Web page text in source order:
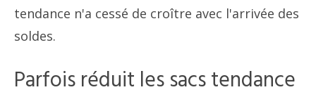
tendance n'a cessé de croître avec l'arrivée des
soldes.
Parfois réduit les sacs tendance